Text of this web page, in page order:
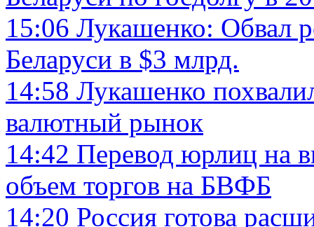
15:06 Лукашенко: Обвал
Беларуси в $3 млрд.
14:58 Лукашенко
валютный рынок
14:42 Перевод юрлиц на
объем торгов на БВФБ
14:20 Россия готова